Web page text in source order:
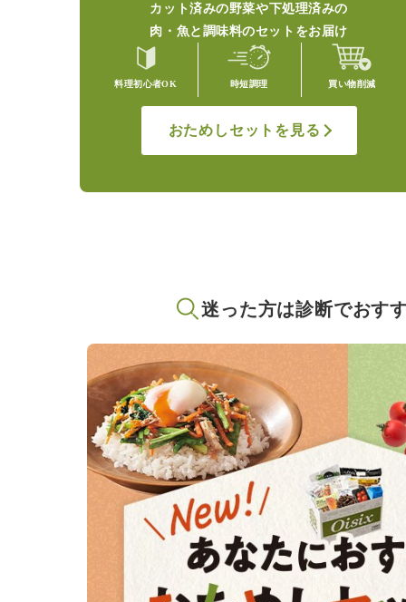
カット済みの野菜や下処理済みの
肉・魚と調味料のセットをお届け
料理初心者OK 時短調理 買い物削減
おためしセットを見る
迷った方は診断でおす